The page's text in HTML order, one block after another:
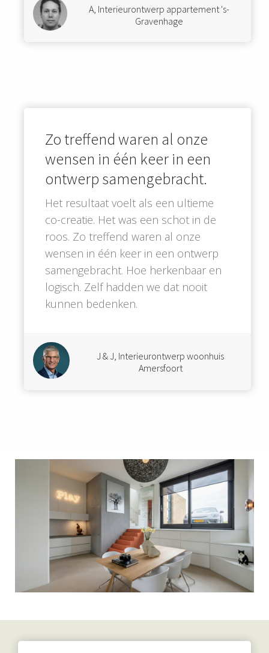
A, Interieurontwerp appartement 's-
Gravenhage
Zo treffend waren al onze
wensen in één keer in een
ontwerp samengebracht.
Het resultaat voelt als een ultieme
co-creatie. Het was een schot in de
roos. Zo treffend waren al onze
wensen in één keer in een ontwerp
samengebracht. Hoe herkenbaar en
logisch. Zelf hadden we dat nooit
kunnen bedenken.
J & J, Interieurontwerp woonhuis
Amersfoort